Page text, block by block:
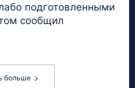
подготовленными
сообщил
больше